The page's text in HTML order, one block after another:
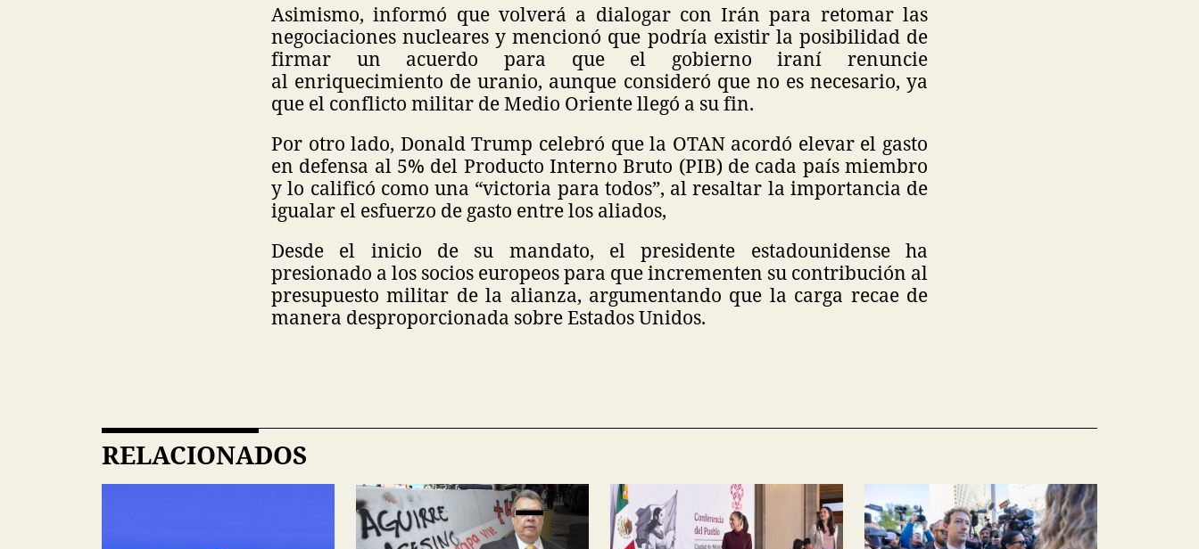
Asimismo, informó que volverá a dialogar con Irán para retomar las
negociaciones nucleares y mencionó que podría existir la posibilidad de
firmar un acuerdo para que el gobierno iraní renuncie
al enriquecimiento de uranio, aunque consideró que no es necesario, ya
que el conflicto militar de Medio Oriente llegó a su fin.
Por otro lado, Donald Trump celebró que la OTAN acordó elevar el gasto
en defensa al 5% del Producto Interno Bruto (PIB) de cada país miembro
y lo calificó como una “victoria para todos”, al resaltar la importancia de
igualar el esfuerzo de gasto entre los aliados,
Desde el inicio de su mandato, el presidente estadounidense ha
presionado a los socios europeos para que incrementen su contribución al
presupuesto militar de la alianza, argumentando que la carga recae de
manera desproporcionada sobre Estados Unidos.
RELACIONADOS